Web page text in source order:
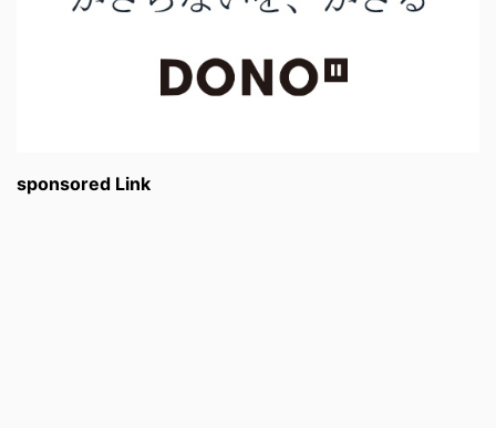
sponsored Link